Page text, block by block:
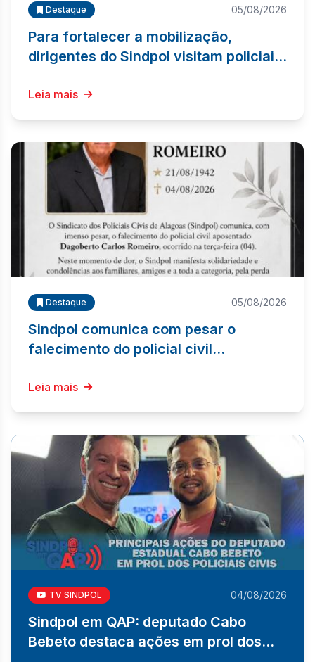
Destaque 05/08/2026
Para fortalecer a mobilização,
dirigentes do Sindpol visitam policiais
Leia mais
Destaque 05/08/2026
Sindpol comunica com pesar o
falecimento do policial civil
Romeiro
Leia mais
TV SINDPOL 04/08/2026
Sindpol em QAP: deputado Cabo
Bebeto destaca ações em prol dos